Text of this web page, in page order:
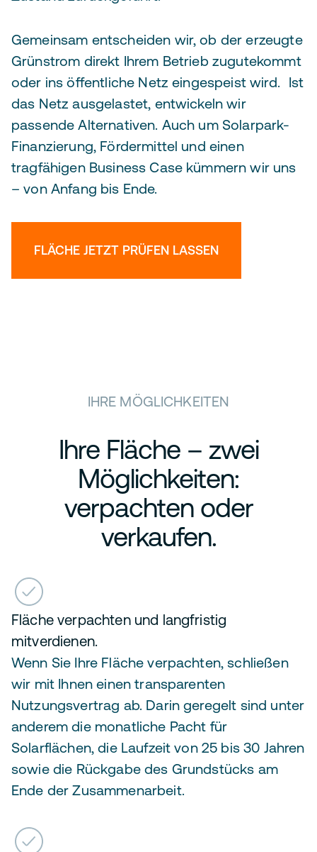
Gemeinsam entscheiden wir, ob der erzeugte
Grünstrom direkt Ihrem Betrieb zugutekommt
oder ins öffentliche Netz eingespeist wird. Ist
das Netz ausgelastet, entwickeln wir
passende Alternativen. Auch um Solarpark-
Finanzierung, Fördermittel und einen
tragfähigen Business Case kümmern wir uns
– von Anfang bis Ende.
FLÄCHE JETZT PRÜFEN LASSEN
IHRE MÖGLICHKEITEN
Ihre Fläche – zwei
Möglichkeiten:
verpachten oder
verkaufen.
Fläche verpachten und langfristig
mitverdienen.
Wenn Sie Ihre Fläche verpachten, schließen
wir mit Ihnen einen transparenten
Nutzungsvertrag ab. Darin geregelt sind unter
anderem die monatliche Pacht für
Solarflächen, die Laufzeit von 25 bis 30 Jahren
sowie die Rückgabe des Grundstücks am
Ende der Zusammenarbeit.